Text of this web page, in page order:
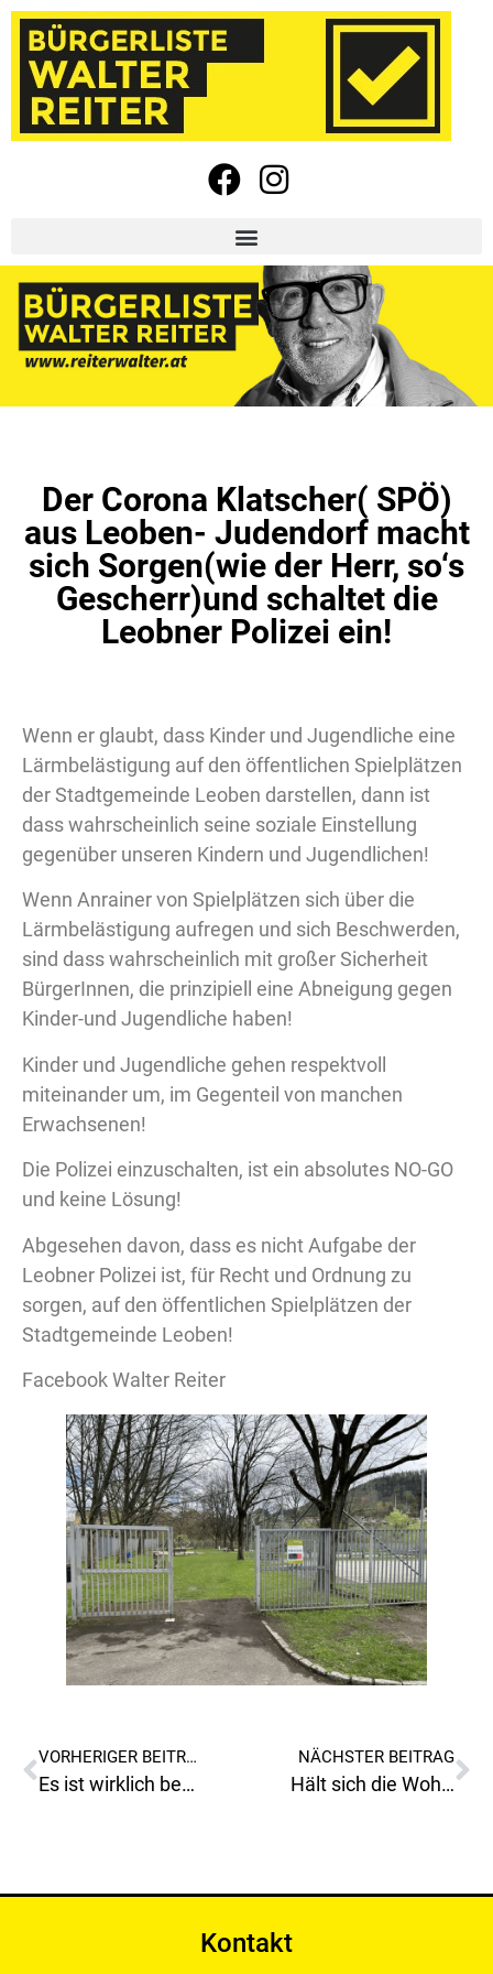
Der Corona Klatscher( SPÖ)
aus Leoben- Judendorf macht
sich Sorgen(wie der Herr, so‘s
Gescherr)und schaltet die
Leobner Polizei ein!
Wenn er glaubt, dass Kinder und Jugendliche eine
Lärmbelästigung auf den öffentlichen Spielplätzen
der Stadtgemeinde Leoben darstellen, dann ist
dass wahrscheinlich seine soziale Einstellung
gegenüber unseren Kindern und Jugendlichen!
Wenn Anrainer von Spielplätzen sich über die
Lärmbelästigung aufregen und sich Beschwerden,
sind dass wahrscheinlich mit großer Sicherheit
BürgerInnen, die prinzipiell eine Abneigung gegen
Kinder-und Jugendliche haben!
Kinder und Jugendliche gehen respektvoll
miteinander um, im Gegenteil von manchen
Erwachsenen!
Die Polizei einzuschalten, ist ein absolutes NO-GO
und keine Lösung!
Abgesehen davon, dass es nicht Aufgabe der
Leobner Polizei ist, für Recht und Ordnung zu
sorgen, auf den öffentlichen Spielplätzen der
Stadtgemeinde Leoben!
Facebook Walter Reiter
VORHERIGER BEITRAG
Es ist wirklich beeindruckend und es zeigt, dass die „Bürgerliste Walter Reiter“ eine starke Präsenz und Unterstützung in Leoben hat.
NÄCHSTER BEITRAG
Hält sich die Wohnungsreferentin Vizebuergermeisterin Sandler nicht an die Beschlüsse des Leobner Gemeinderates?
Kontakt